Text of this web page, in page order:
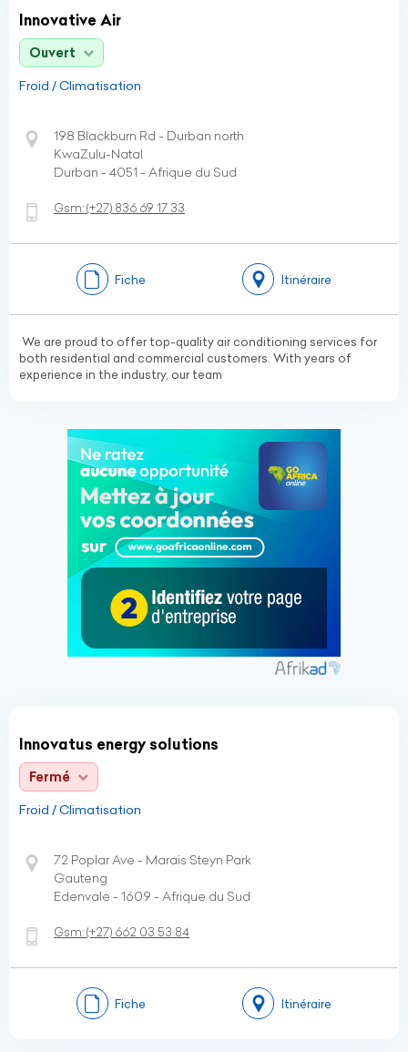
Innovative Air
Ouvert
Froid / Climatisation
198 Blackburn Rd - Durban north
KwaZulu-Natal
Durban - 4051 - Afrique du Sud
Gsm:(+27) 836 69 17 33
Fiche Itinéraire
We are proud to offer top-quality air conditioning services for
both residential and commercial customers. With years of
experience in the industry, our team
Innovatus energy solutions
Fermé
Froid / Climatisation
72 Poplar Ave - Marais Steyn Park
Gauteng
Edenvale - 1609 - Afrique du Sud
Gsm:(+27) 662 03 53 84
Fiche Itinéraire